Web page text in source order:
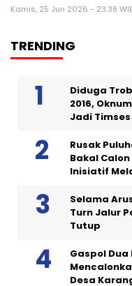
Kamis, 25 Jun 2026 - 23:38
TRENDING
Diduga
2016,
Jadi
Rusak
Bakal
Inisiatif
Selama
Turn Jalur
Tutup
Gaspol Dua
Desa